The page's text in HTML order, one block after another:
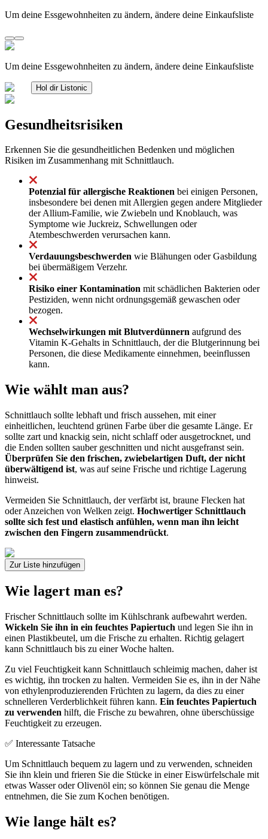
Um deine Essgewohnheiten zu ändern, ändere deine Einkaufsliste
Um deine Essgewohnheiten zu ändern, ändere deine Einkaufsliste
Hol dir Listonic
Gesundheitsrisiken
Erkennen Sie die gesundheitlichen Bedenken und möglichen
Risiken im Zusammenhang mit Schnittlauch.
Potenzial für allergische Reaktionen bei einigen Personen,
insbesondere bei denen mit Allergien gegen andere Mitglieder
der Allium-Familie, wie Zwiebeln und Knoblauch, was
Symptome wie Juckreiz, Schwellungen oder
Atembeschwerden verursachen kann.
Verdauungsbeschwerden wie Blähungen oder Gasbildung
bei übermäßigem Verzehr.
Risiko einer Kontamination mit schädlichen Bakterien oder
Pestiziden, wenn nicht ordnungsgemäß gewaschen oder
bezogen.
Wechselwirkungen mit Blutverdünnern aufgrund des
Vitamin K-Gehalts in Schnittlauch, der die Blutgerinnung bei
Personen, die diese Medikamente einnehmen, beeinflussen
kann.
Wie wählt man aus?
Schnittlauch sollte lebhaft und frisch aussehen, mit einer
einheitlichen, leuchtend grünen Farbe über die gesamte Länge. Er
sollte zart und knackig sein, nicht schlaff oder ausgetrocknet, und
die Enden sollten sauber geschnitten und nicht ausgefranst sein.
Überprüfen Sie den frischen, zwiebelartigen Duft, der nicht
überwältigend ist, was auf seine Frische und richtige Lagerung
hinweist.
Vermeiden Sie Schnittlauch, der verfärbt ist, braune Flecken hat
oder Anzeichen von Welken zeigt. Hochwertiger Schnittlauch
sollte sich fest und elastisch anfühlen, wenn man ihn leicht
zwischen den Fingern zusammendrückt.
Zur Liste hinzufügen
Wie lagert man es?
Frischer Schnittlauch sollte im Kühlschrank aufbewahrt werden.
Wickeln Sie ihn in ein feuchtes Papiertuch und legen Sie ihn in
einen Plastikbeutel, um die Frische zu erhalten. Richtig gelagert
kann Schnittlauch bis zu einer Woche halten.
Zu viel Feuchtigkeit kann Schnittlauch schleimig machen, daher ist
es wichtig, ihn trocken zu halten. Vermeiden Sie es, ihn in der Nähe
von ethylenproduzierenden Früchten zu lagern, da dies zu einer
schnelleren Verderblichkeit führen kann. Ein feuchtes Papiertuch
zu verwenden hilft, die Frische zu bewahren, ohne überschüssige
Feuchtigkeit zu erzeugen.
✅ Interessante Tatsache
Um Schnittlauch bequem zu lagern und zu verwenden, schneiden
Sie ihn klein und frieren Sie die Stücke in einer Eiswürfelschale mit
etwas Wasser oder Olivenöl ein; so können Sie genau die Menge
entnehmen, die Sie zum Kochen benötigen.
Wie lange hält es?